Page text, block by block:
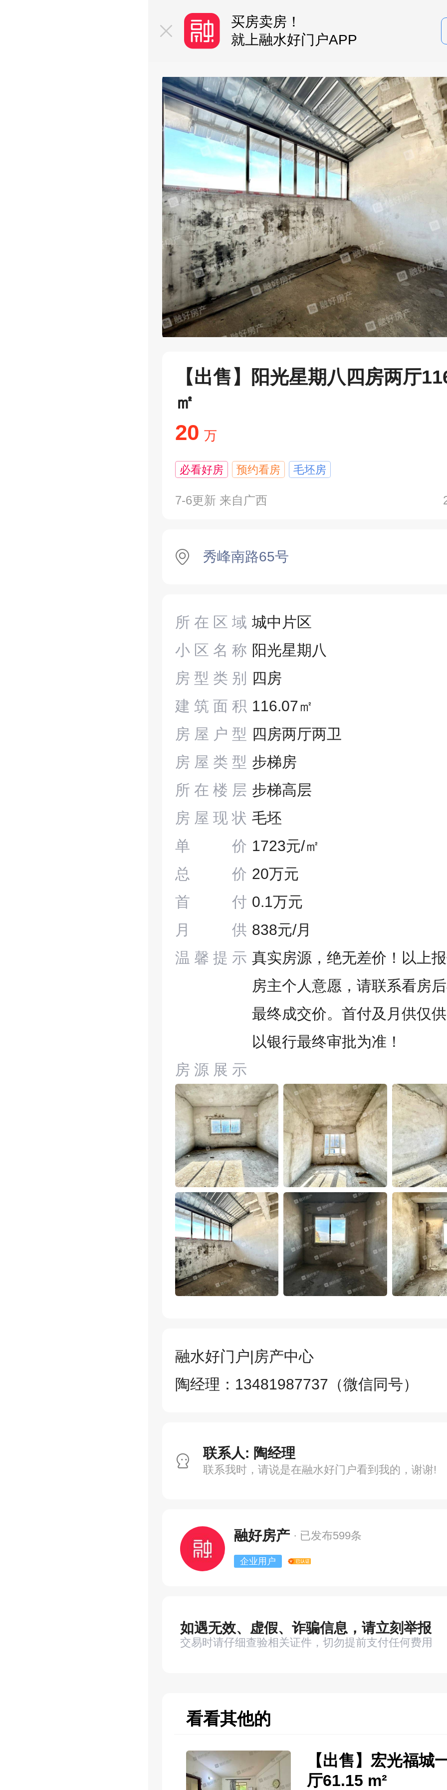
买房卖房！
就上融水好门户APP
【出售】阳光星期八四房两厅
㎡
20 万
必看好房 预约看房 毛坯房
7-6更新 来自广西
秀峰南路65号
所在区域 城中片区
小区名称 阳光星期八
房型类别
四房
建筑面积 116.07㎡
房屋户型 四房两厅两卫
房屋类型 步梯房
所在楼层 步梯高层
房屋现状 毛坯
单价 1723元/㎡
总价 20万元
首付 0.1万元
月供 838元/月
温馨提示 真实房源，绝无差价！以上
房主个人意愿，请联系看房
最终成交价。首付及月供仅
以银行最终审批为准！
房源展示
融水好门户|房产中心
陶经理：13481987737（微信同号）
联系人: 陶经理
联系我时，请说是在融水好门户看到我的，谢谢!
融好房产 · 已发布599条
企业用户
如遇无效、虚假、诈骗信息，请立刻举报
交易时请仔细查验相关证件，切勿提前支付任何费用
看看其他的
【出售】宏光福城
厅61.15 m²